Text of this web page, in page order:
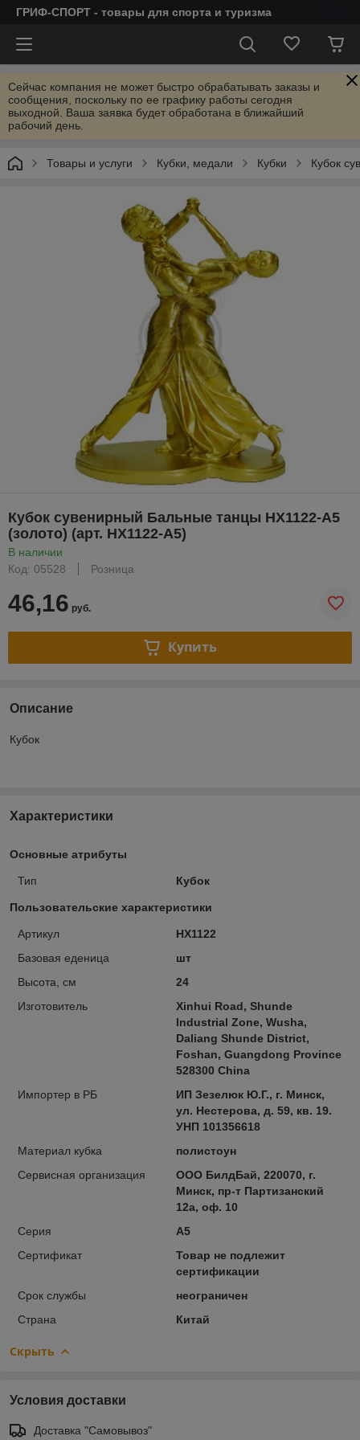
ГРИФ-СПОРТ - товары для спорта и туризма
Сейчас компания не может быстро обрабатывать заказы и
сообщения, поскольку по ее графику работы сегодня
выходной. Ваша заявка будет обработана в ближайший
рабочий день.
Товары и услуги Кубки, медали Кубки Кубок
Кубок сувенирный Бальные танцы HX1122-A5
(золото) (арт. HX1122-A5)
В наличии
Код: 05528
Розница
46,16 руб.
Купить
Описание
Кубок
Характеристики
Основные атрибуты
Тип Кубок
Пользовательские характеристики
Артикул
HX1122
Базовая еденица
шт
Высота, см
24
Изготовитель
Xinhui Road, Shunde
Industrial Zone, Wusha,
Daliang Shunde District,
Foshan, Guangdong Province
528300 China
Импортер в РБ
ИП Зезелюк Ю.Г., г. Минск,
ул. Нестерова, д. 59, кв. 19.
УНП 101356618
Материал кубка
полистоун
Сервисная организация
ООО БилдБай, 220070, г.
Минск, пр-т Партизанский
12а, оф. 10
Серия
A5
Сертификат
Товар не подлежит
сертификации
Срок службы
неограничен
Страна
Китай
Скрыть
Условия доставки
Доставка "Самовывоз"